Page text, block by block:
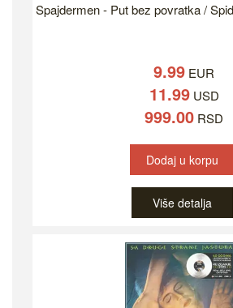
Spajdermen - Put bez povratka /
9.99 EUR
11.99USD
999.00 RSD
Dodaj u korpu
Više detalja